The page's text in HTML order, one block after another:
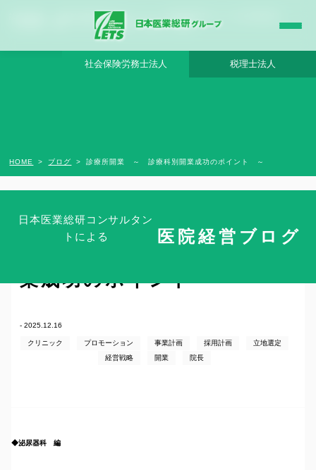
診療所開業 ～ 診療科別開業成功のポイント ～ - 日本医業総研グループ |日本医業総研
｜医院開業・承継・クリニック経営支援・医療モール開発
社会保険労務士法人 税理士法人
日本医業総研コンサルタン
トによる
医院経営ブログ
HOME ブログ 診療所開業 ～ 診療科別開業成功のポイント ～
診療所開業 ～ 診療科別開
業成功のポイント ～
- 2025.12.16
クリニック プロモーション 事業計画 採用計画
立地選定
経営戦略
開業 院長
◆泌尿器科 編